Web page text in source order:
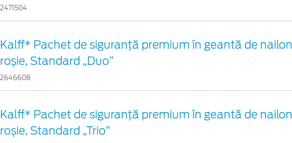
2471504
Kalff* Pachet de siguranţă premium în geantă de nailon
roșie, Standard „Duo”
2646608
Kalff* Pachet de siguranţă premium în geantă de nailon
roșie, Standard „Trio”